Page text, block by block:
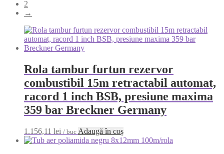
2
→
Rola tambur furtun rezervor
combustibil 15m retractabil automat,
racord 1 inch BSB, presiune maxima
359 bar Breckner Germany
1.156,11 lei / buc Adaugă în coș